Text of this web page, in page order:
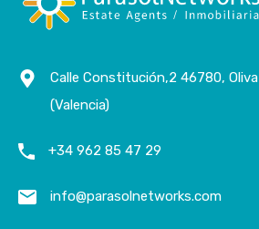
Calle Constitución,2 46780, Oliva
(Valencia)
+34 962 85 47 29
info@parasolnetworks.com